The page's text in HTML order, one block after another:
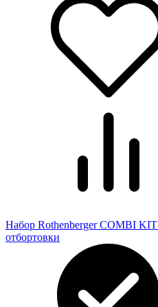
Набор Rothenberger COMBI
отбортовки